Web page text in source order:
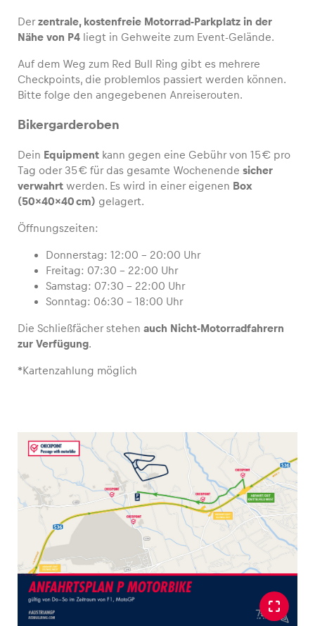
Fahrzeug
Alle anzeigen
Business
Glossar
Derzentrale, kostenfreie Motorrad-Parkplatz in der
Nähe von P4 liegt in Gehweite zum Event-Gelände.
Auf dem Weg zum Red Bull Ring gibt es mehrere
Checkpoints, die problemlos passiert werden können.
Bitte folge den angegebenen Anreiserouten.
Bikergarderoben
Dein Equipment kann gegen eine Gebühr von 15 € pro
Tag oder 35 € für das gesamte Wochenende sicher
verwahrt werden. Es wird in einer eigenen Box
(50×40×40 cm) gelagert.
Öffnungszeiten:
Donnerstag: 12:00 – 20:00 Uhr
Freitag: 07:30 – 22:00 Uhr
Samstag: 07:30 – 22:00 Uhr
Sonntag: 06:30 – 18:00 Uhr
Die Schließfächer stehen auch Nicht-Motorradfahrern
zur Verfügung.
*Kartenzahlung möglich